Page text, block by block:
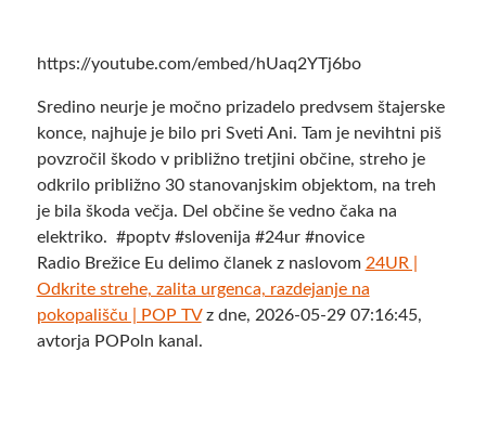
https://youtube.com/embed/hUaq2YTj6bo
Sredino neurje je močno prizadelo predvsem štajerske
konce, najhuje je bilo pri Sveti Ani. Tam je nevihtni piš
povzročil škodo v približno tretjini občine, streho je
odkrilo približno 30 stanovanjskim objektom, na treh
je bila škoda večja. Del občine še vedno čaka na
elektriko. #poptv #slovenija #24ur #novice
Radio Brežice Eu delimo članek z naslovom 24UR |
Odkrite strehe, zalita urgenca, razdejanje na
pokopališču | POP TVz dne, 2026-05-29 07:16:45,
avtorja POPoln kanal.